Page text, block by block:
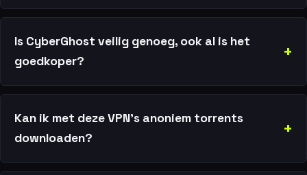
Is CyberGhost veilig genoeg, ook al is het
goedkoper?
Kan ik met deze VPN’s anoniem torrents
downloaden?